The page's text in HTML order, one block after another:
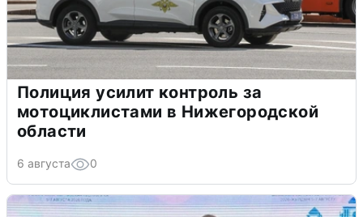
Полиция усилит контроль за
мотоциклистами в Нижегородской
области
6 августа 0